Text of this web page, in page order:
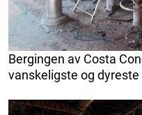
Bergingen av Costa
vanskeligste og